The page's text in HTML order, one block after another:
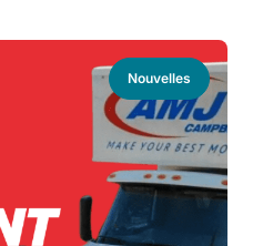
Nouvelles